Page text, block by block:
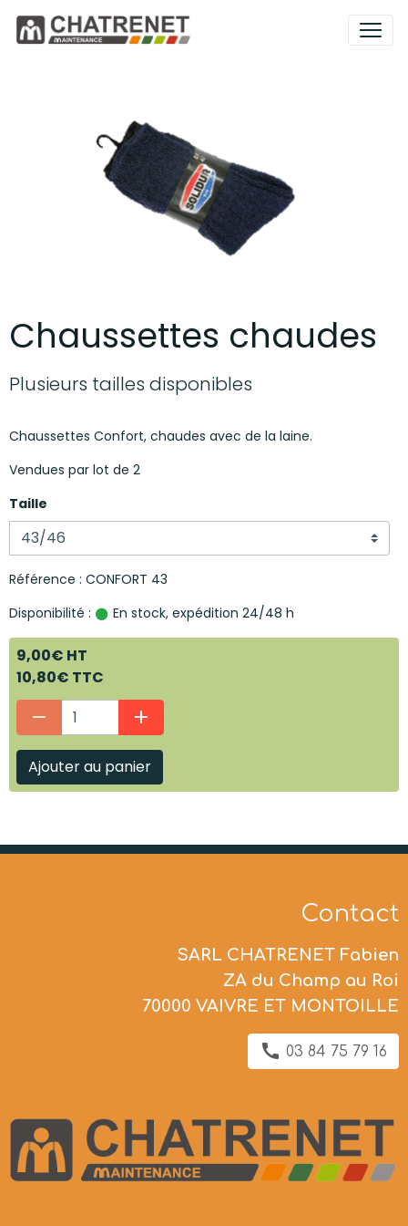
Chaussettes chaudes
Plusieurs tailles disponibles
Chaussettes Confort, chaudes avec de la laine.
Vendues par lot de 2
Taille
Référence : CONFORT 43
Disponibilité :
En stock, expédition 24/48 h
9,00€ HT
10,80€ TTC
Ajouter au panier
Contact
SARL CHATRENET Fabien
ZA du Champ au Roi
70000 VAIVRE ET MONTOILLE
03 84 75 79 16